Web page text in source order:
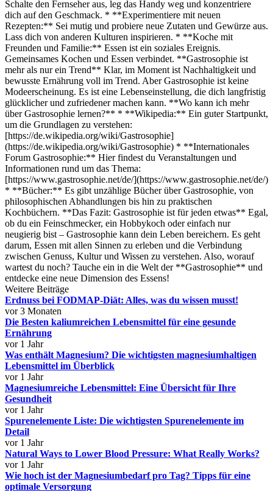
Schalte den Fernseher aus, leg das Handy weg und konzentriere
dich auf den Geschmack. * **Experimentiere mit neuen
Rezepten:** Sei mutig und probiere neue Zutaten und Gewürze aus.
Lass dich von anderen Kulturen inspirieren. * **Koche mit
Freunden und Familie:** Essen ist ein soziales Ereignis.
Gemeinsames Kochen und Essen verbindet. **Gastrosophie ist
mehr als nur ein Trend** Klar, im Moment ist Nachhaltigkeit und
bewusste Ernährung voll im Trend. Aber Gastrosophie ist keine
Modeerscheinung. Es ist eine Lebenseinstellung, die dich langfristig
glücklicher und zufriedener machen kann. **Wo kann ich mehr
über Gastrosophie lernen?** * **Wikipedia:** Ein guter Startpunkt,
um die Grundlagen zu verstehen:
[https://de.wikipedia.org/wiki/Gastrosophie]
(https://de.wikipedia.org/wiki/Gastrosophie) * **Internationales
Forum Gastrosophie:** Hier findest du Veranstaltungen und
Informationen rund um das Thema:
[https://www.gastrosophie.net/de/](https://www.gastrosophie.net/de/)
* **Bücher:** Es gibt unzählige Bücher über Gastrosophie, von
philosophischen Abhandlungen bis hin zu praktischen
Kochbüchern. **Das Fazit: Gastrosophie ist für jeden etwas** Egal,
ob du ein Feinschmecker, ein Hobbykoch oder einfach nur
neugierig bist – Gastrosophie kann dein Leben bereichern. Es geht
darum, Essen mit allen Sinnen zu erleben und die Verbindung
zwischen Genuss, Kultur und Wissen zu verstehen. Also, worauf
wartest du noch? Tauche ein in die Welt der **Gastrosophie** und
entdecke eine neue Dimension des Essens!
Weitere Beiträge
Erdnuss bei FODMAP-Diät: Alles, was du wissen musst!
vor 3 Monaten
Die Besten kaliumreichen Lebensmittel für eine gesunde
Ernährung
vor 1 Jahr
Was enthält Magnesium? Die wichtigsten magnesiumhaltigen
Lebensmittel im Überblick
vor 1 Jahr
Magnesiumreiche Lebensmittel: Eine Übersicht für Ihre
Gesundheit
vor 1 Jahr
Spurenelemente Liste: Die wichtigsten Spurenelemente im
Detail
vor 1 Jahr
Natural Ways to Lower Blood Pressure: What Really Works?
vor 1 Jahr
Wie hoch ist der Magnesiumbedarf pro Tag? Tipps für eine
optimale Versorgung